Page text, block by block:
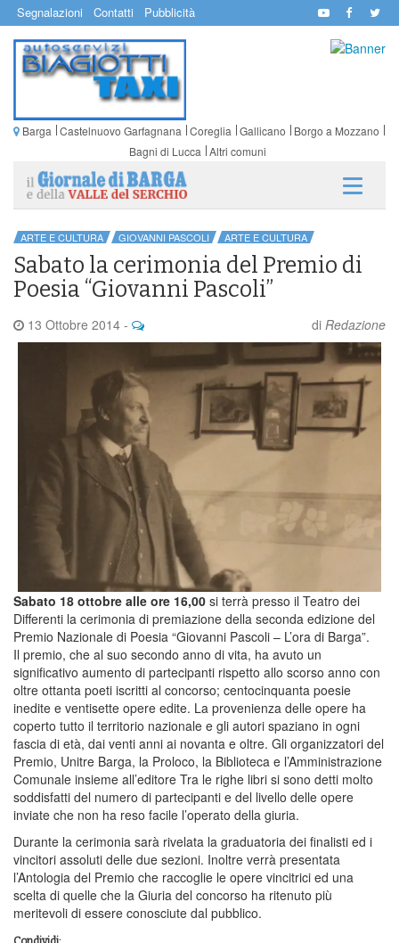
Segnalazioni Contatti Pubblicità
Barga Castelnuovo Garfagnana Coreglia Gallicano
Borgo a Mozzano
Bagni di Lucca Altri comuni
ARTE E CULTURA GIOVANNI PASCOLI ARTE E CULTURA
Sabato la cerimonia del Premio di
Poesia “Giovanni Pascoli”
13 Ottobre 2014 - di Redazione
Sabato 18 ottobre alle ore 16,00 si terrà presso il Teatro dei
Differenti la cerimonia di premiazione della seconda edizione del
Premio Nazionale di Poesia “Giovanni Pascoli – L’ora di Barga”.
Il premio, che al suo secondo anno di vita, ha avuto un
significativo aumento di partecipanti rispetto allo scorso anno con
oltre ottanta poeti iscritti al concorso; centocinquanta poesie
inedite e ventisette opere edite. La provenienza delle opere ha
coperto tutto il territorio nazionale e gli autori spaziano in ogni
fascia di età, dai venti anni ai novanta e oltre. Gli organizzatori del
Premio, Unitre Barga, la Proloco, la Biblioteca e l’Amministrazione
Comunale insieme all’editore Tra le righe libri si sono detti molto
soddisfatti del numero di partecipanti e del livello delle opere
inviate che non ha reso facile l’operato della giuria.
Durante la cerimonia sarà rivelata la graduatoria dei finalisti ed i
vincitori assoluti delle due sezioni. Inoltre verrà presentata
l’Antologia del Premio che raccoglie le opere vincitrici ed una
scelta di quelle che la Giuria del concorso ha ritenuto più
meritevoli di essere conosciute dal pubblico.